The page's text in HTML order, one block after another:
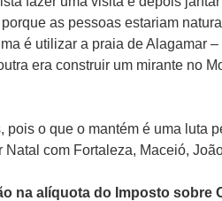
as pessoas estariam
é utilizar a praia de Alagamar
era construir um mirante no
o que o mantém é uma luta
com Fortaleza, Maceió,
na alíquota do Imposto sobre